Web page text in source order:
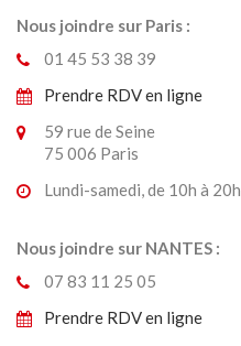
Nous joindre sur Paris :
01 45 53 38 39
Prendre RDV en ligne
59 rue de Seine
75 006 Paris
Lundi-samedi, de 10h à 20h
Nous joindre sur NANTES :
07 83 11 25 05
Prendre RDV en ligne